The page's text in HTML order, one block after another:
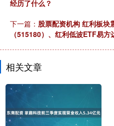
经历了什么？
下一篇： 股票配资机构 红利板块
（515180）、红利低波ETF易
相关文章